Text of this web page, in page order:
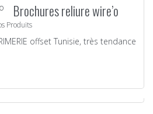
Brochures reliure wire’o
Produits
offset Tunisie, très tendance